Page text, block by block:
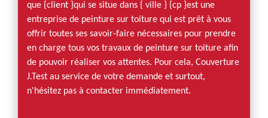
que {client }qui se situe dans { ville } {cp }est une
entreprise de peinture sur toiture qui est prêt à vous
offrir toutes ses savoir-faire nécessaires pour prendre
en charge tous vos travaux de peinture sur toiture afin
de pouvoir réaliser vos attentes. Pour cela, Couverture
J.Test au service de votre demande et surtout,
n'hésitez pas à contacter immédiatement.